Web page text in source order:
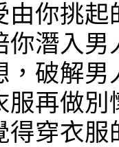
由你挑
你潛入
，破解男
服再做
得穿衣